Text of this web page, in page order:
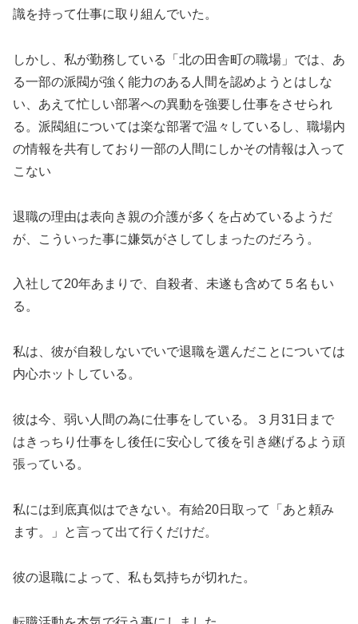
識を持って仕事に取り組んでいた。
しかし、私が勤務している「北の田舎町の職場」では、あ
る一部の派閥が強く能力のある人間を認めようとはしな
い、あえて忙しい部署への異動を強要し仕事をさせられ
る。派閥組については楽な部署で温々しているし、職場内
の情報を共有しており一部の人間にしかその情報は入って
こない
退職の理由は表向き親の介護が多くを占めているようだ
が、こういった事に嫌気がさしてしまったのだろう。
入社して20年あまりで、自殺者、未遂も含めて５名もい
る。
私は、彼が自殺しないでいで退職を選んだことについては
内心ホットしている。
彼は今、弱い人間の為に仕事をしている。３月31日まで
はきっちり仕事をし後任に安心して後を引き継げるよう頑
張っている。
私には到底真似はできない。有給20日取って「あと頼み
ます。」と言って出て行くだけだ。
彼の退職によって、私も気持ちが切れた。